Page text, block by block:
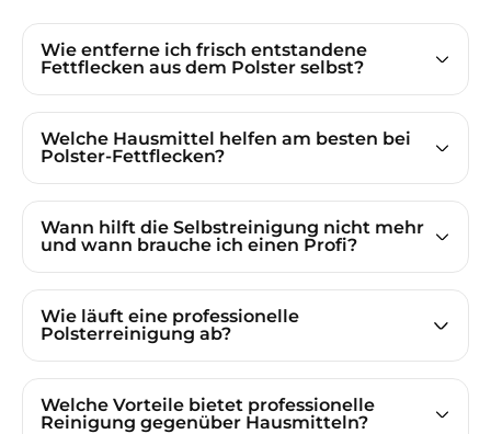
Wie entferne ich frisch entstandene
Fettflecken aus dem Polster selbst?
Welche Hausmittel helfen am besten bei
Polster-Fettflecken?
Wann hilft die Selbstreinigung nicht mehr
und wann brauche ich einen Profi?
Wie läuft eine professionelle
Polsterreinigung ab?
Welche Vorteile bietet professionelle
Reinigung gegenüber Hausmitteln?